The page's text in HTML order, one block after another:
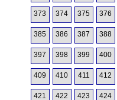
373 374 375 376
385 386 387 388
397 398 399 400
409 410 411 412
421 422 423 424